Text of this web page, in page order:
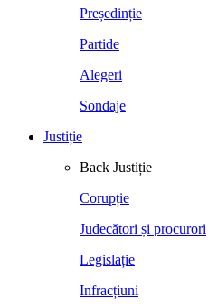
Președinție
Partide
Alegeri
Sondaje
Justiție
Back Justiție
Corupție
Judecători și procurori
Legislație
Infracțiuni